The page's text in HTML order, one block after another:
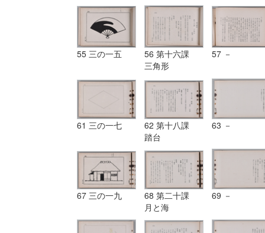
55 三の一五
56 第十六課
三角形
57 －
61 三の一七
62 第十八課
踏台
63 －
67 三の一九
68 第二十課
月と海
69 －